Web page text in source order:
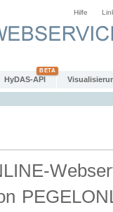
Hilfe
HyDAS-API